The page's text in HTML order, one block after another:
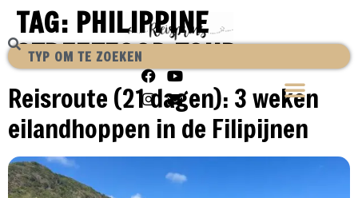
TAG: PHILIPPINE
STREETFOOD TOUR
Reisroute (21 dagen): 3 weken
eilandhoppen in de Filipijnen